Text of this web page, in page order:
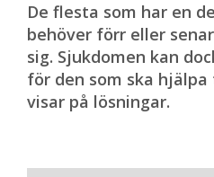
De flesta som har en
behöver förr eller
sig. Sjukdomen kan
för den som ska
visar på lösningar.